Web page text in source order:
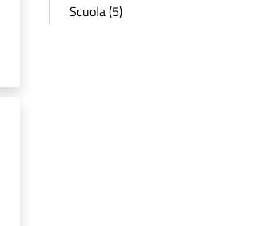
Scuola (5)